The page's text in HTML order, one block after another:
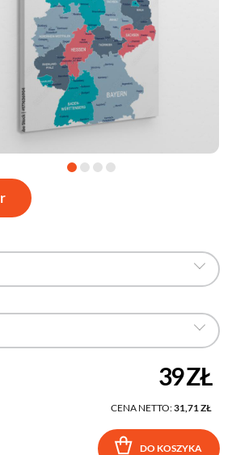
39 ZŁ
CENA NETTO:31,71 ZŁ
DO KOSZYKA